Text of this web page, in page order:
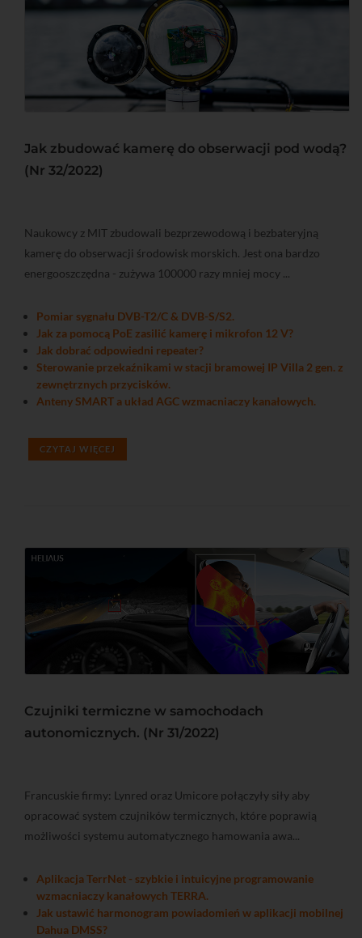
Jak zbudować kamerę do obserwacji pod wodą?
(Nr 32/2022)
Naukowcy z MIT zbudowali bezprzewodową i bezbateryjną
kamerę do obserwacji środowisk morskich. Jest ona bardzo
energooszczędna - zużywa 100000 razy mniej mocy ...
Pomiar sygnału DVB-T2/C & DVB-S/S2.
Jak za pomocą PoE zasilić kamerę i mikrofon 12 V?
Jak dobrać odpowiedni repeater?
Sterowanie przekaźnikami w stacji bramowej IP Villa 2 gen. z
zewnętrznych przycisków.
Anteny SMART a układ AGC wzmacniaczy kanałowych.
CZYTAJ WIĘCEJ
Czujniki termiczne w samochodach
autonomicznych. (Nr 31/2022)
Francuskie firmy: Lynred oraz Umicore połączyły siły aby
opracować system czujników termicznych, które poprawią
możliwości systemu automatycznego hamowania awa...
Aplikacja TerrNet - szybkie i intuicyjne programowanie
wzmacniaczy kanałowych TERRA.
Jak ustawić harmonogram powiadomień w aplikacji mobilnej
Dahua DMSS?